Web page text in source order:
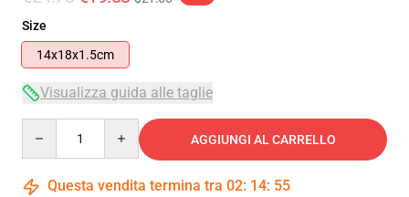
Size
14x18x1.5cm
Visualizza guida alle taglie
AGGIUNGI AL CARRELLO
Questa vendita termina tra 02: 14: 55